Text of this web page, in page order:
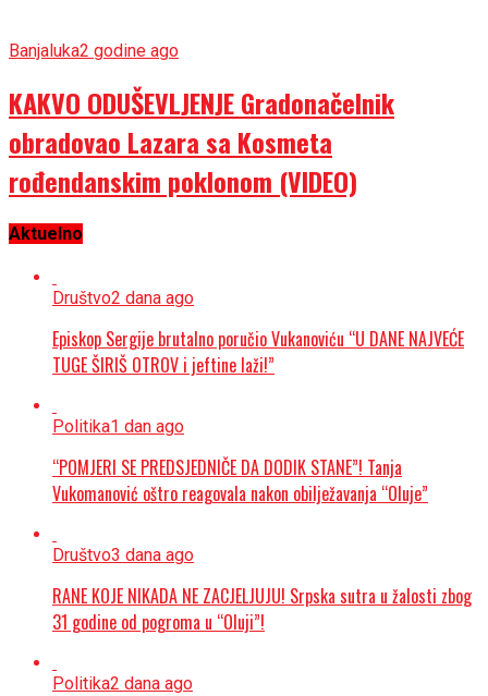
Banjaluka2 godine ago
KAKVO ODUŠEVLJENJE Gradonačelnik
obradovao Lazara sa Kosmeta
rođendanskim poklonom (VIDEO)
Aktuelno
Društvo2 dana ago
Episkop Sergije brutalno poručio Vukanoviću “U DANE NAJVEĆE
TUGE ŠIRIŠ OTROV i jeftine laži!”
Politika1 dan ago
“POMJERI SE PREDSJEDNIČE DA DODIK STANE”! Tanja
Vukomanović oštro reagovala nakon obilježavanja “Oluje”
Društvo3 dana ago
RANE KOJE NIKADA NE ZACJELJUJU! Srpska sutra u žalosti zbog
31 godine od pogroma u “Oluji”!
Politika2 dana ago